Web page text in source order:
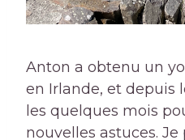
Anton a obtenu un
en Irlande, et depuis
les quelques mois
nouvelles astuces.